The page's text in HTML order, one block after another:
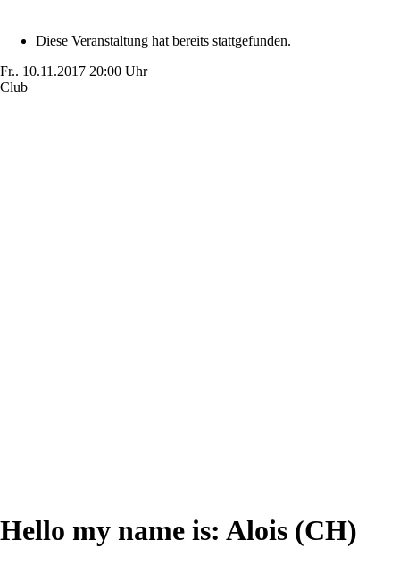
Diese Veranstaltung hat bereits stattgefunden.
Fr.. 10.11.2017 20:00 Uhr
Club
Hello my name is: Alois (CH)